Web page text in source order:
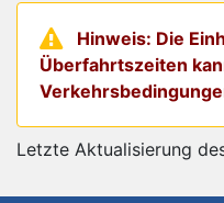
Hinweis: Die
Überfahrtszeiten
Letzte Aktualisierung